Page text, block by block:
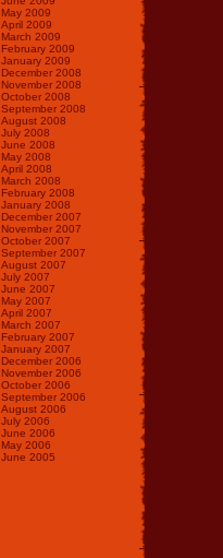
May 2009
April 2009
March 2009
February 2009
January 2009
December 2008
November 2008
October 2008
September 2008
August 2008
July 2008
June 2008
May 2008
April 2008
March 2008
February 2008
January 2008
December 2007
November 2007
October 2007
September 2007
August 2007
July 2007
June 2007
May 2007
April 2007
March 2007
February 2007
January 2007
December 2006
November 2006
October 2006
September 2006
August 2006
July 2006
June 2006
May 2006
June 2005